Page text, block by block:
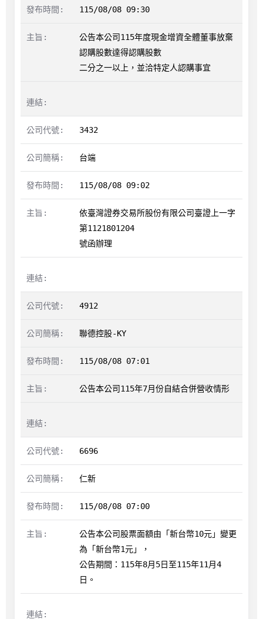
115/08/08 09:30
公告本公司115年度現金增資全體董事放棄
認購股數達得認購股數
二分之一以上，並洽特定人認購事宜
3432
台端
115/08/08 09:02
依臺灣證券交易所股份有限公司臺證上一字
第1121801204
號函辦理
4912
聯德控股-KY
115/08/08 07:01
公告本公司115年7月份自結合併營收情形
6696
仁新
115/08/08 07:00
公告本公司股票面額由「新台幣10元」變更
為「新台幣1元」，
公告期間：115年8月5日至115年11月4
日。